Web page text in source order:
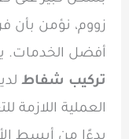
زووم، نؤمن بأن
أفضل الخدمات.
تركيب شفاط
العملية اللازمة